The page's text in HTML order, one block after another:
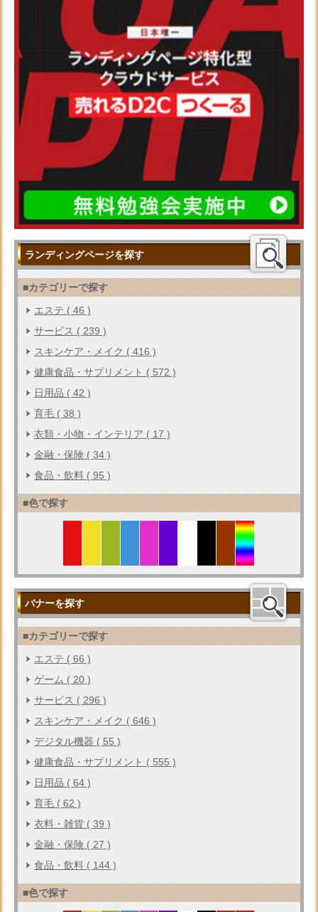
ランディングページを探す
■カテゴリーで探す
エステ ( 46 )
サービス ( 239 )
スキンケア・メイク ( 416 )
健康食品・サプリメント ( 572 )
日用品 ( 42 )
育毛 ( 38 )
衣類・小物・インテリア ( 17 )
金融・保険 ( 34 )
食品・飲料 ( 95 )
■色で探す
バナーを探す
■カテゴリーで探す
エステ ( 66 )
ゲーム ( 20 )
サービス ( 296 )
スキンケア・メイク ( 646 )
デジタル機器 ( 55 )
健康食品・サプリメント ( 555 )
日用品 ( 64 )
育毛 ( 62 )
衣料・雑貨 ( 39 )
金融・保険 ( 27 )
食品・飲料 ( 144 )
■色で探す